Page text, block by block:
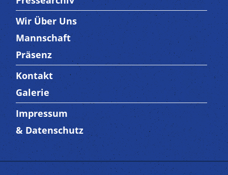
Trenner3
Wir Über Uns
Mannschaft
Präsenz
Trenner4
Kontakt
Galerie
Trenner 5
Impressum
& Datenschutz